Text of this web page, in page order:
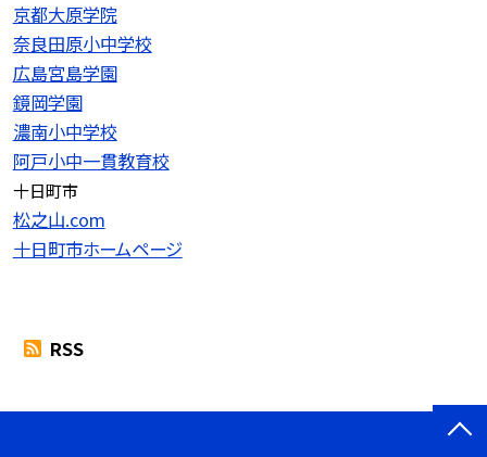
京都大原学院
奈良田原小中学校
広島宮島学園
鏡岡学園
濃南小中学校
阿戸小中一貫教育校
十日町市
松之山.com
十日町市ホームページ
RSS